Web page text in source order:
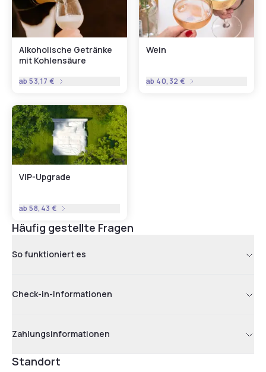
Alkoholische Getränke
mit Kohlensäure
ab53,17 €
Wein
ab 40,32 €
VIP-Upgrade
ab58,43 €
Häufig gestellte Fragen
So funktioniert es
Check-in-Informationen
Zahlungsinformationen
Standort